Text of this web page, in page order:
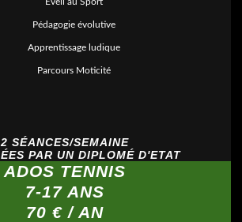
Pédagogie évolutive
Apprentissage ludique
Parcours Moticité
2 SÉANCES/SEMAINE
PAR UN DIPLOMÉ D'ETAT
ADOS TENNIS
7-17 ANS
70 € / AN